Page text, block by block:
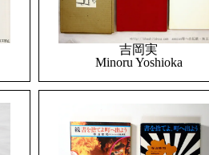
吉岡実
Minoru Yoshioka